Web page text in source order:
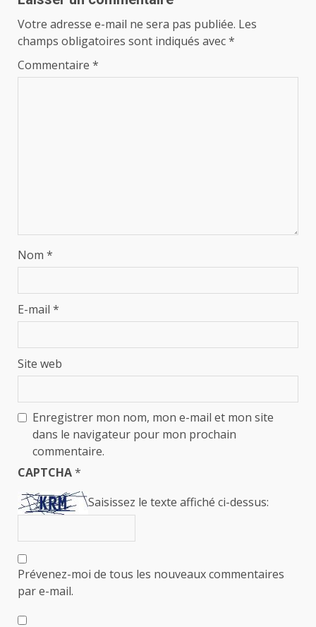
Votre adresse e-mail ne sera pas publiée. Les
champs obligatoires sont indiqués avec*
Commentaire *
Nom *
E-mail *
Site web
Enregistrer mon nom, mon e-mail et mon site
dans le navigateur pour mon prochain
commentaire.
CAPTCHA*
Saisissez le texte affiché ci-dessus:
Prévenez-moi de tous les nouveaux commentaires
par e-mail.